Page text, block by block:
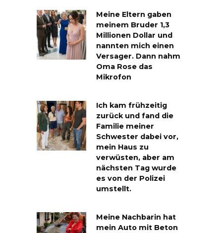
Meine Eltern gaben
meinem Bruder 1,3
Millionen Dollar und
nannten mich einen
Versager. Dann nahm
Oma Rose das
Mikrofon
Ich kam frühzeitig
zurück und fand die
Familie meiner
Schwester dabei vor,
mein Haus zu
verwüsten, aber am
nächsten Tag wurde
es von der Polizei
umstellt.
Meine Nachbarin hat
mein Auto mit Beton